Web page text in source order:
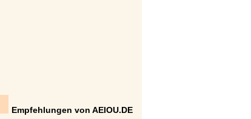
Empfehlungen von AEIOU.DE